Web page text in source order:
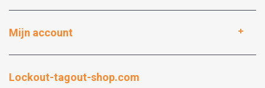
Mijn account
Lockout-tagout-shop.com